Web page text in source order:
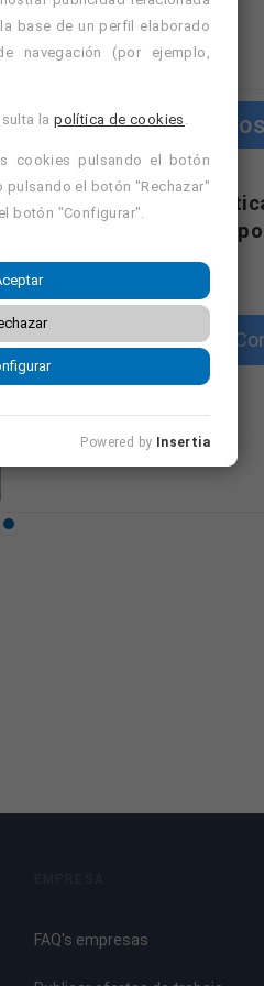
-con prácticas-
"Cursos con
FAQ's empresas
base de un perfil elaborado
navegación (por ejemplo,
lapolítica de cookies .
cookies pulsando el botón
pulsando el botón "Rechazar"
botón "Configurar".
Powered by Insertia